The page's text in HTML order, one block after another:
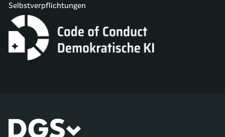
Selbstverpflichtungen